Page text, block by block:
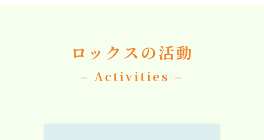
ロックスの活動
– Activities –